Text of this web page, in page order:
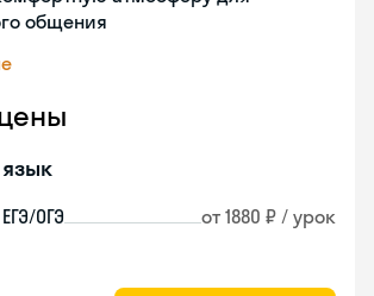
общения
ОГЭ от 1880 ₽ / урок